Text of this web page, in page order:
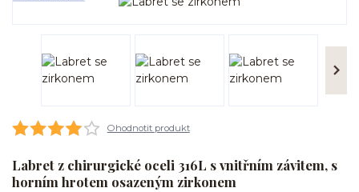
Ohodnotit produkt
Labret z chirurgické oceli 316L s vnitřním závitem, s
horním hrotem osazeným zirkonem